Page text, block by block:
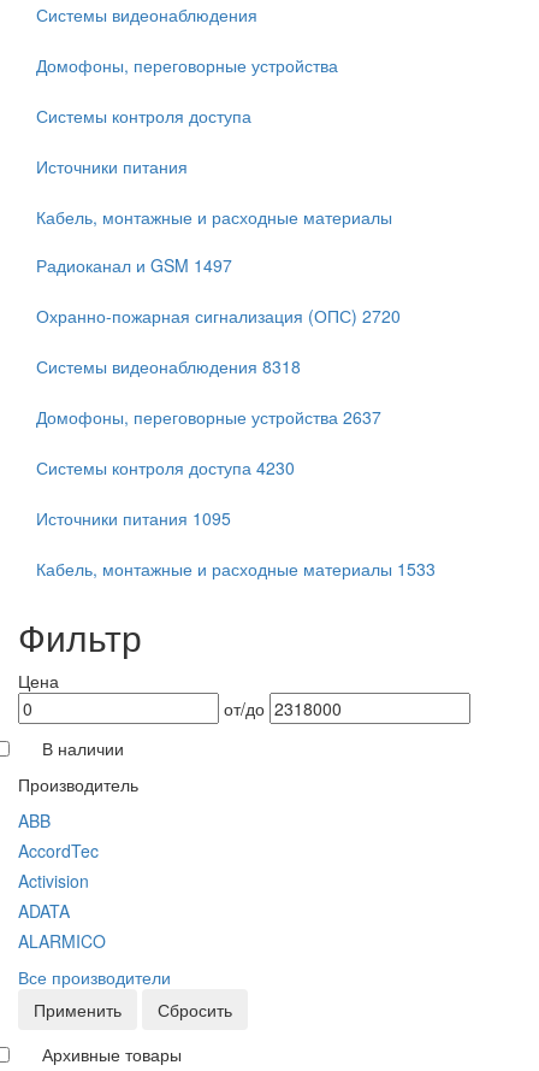
Системы видеонаблюдения
Домофоны, переговорные устройства
Системы контроля доступа
Источники питания
Кабель, монтажные и расходные материалы
Радиоканал и GSM 1497
Охранно-пожарная сигнализация (ОПС) 2720
Системы видеонаблюдения 8318
Домофоны, переговорные устройства 2637
Системы контроля доступа 4230
Источники питания 1095
Кабель, монтажные и расходные материалы 1533
Фильтр
Цена
от/до
В наличии
Производитель
ABB
AccordTec
Activision
ADATA
ALARMICO
Все производители
Применить
Сбросить
Архивные товары